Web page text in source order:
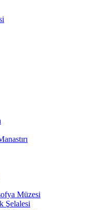
Müzesi
Şelalesi